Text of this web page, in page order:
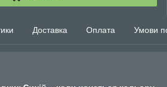
Доставка Оплата Умови